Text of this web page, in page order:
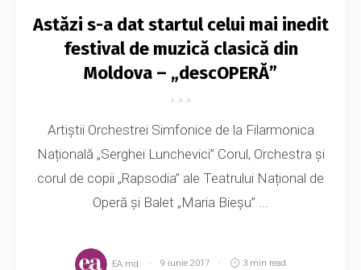
Astăzi s-a dat startul celui mai inedit
festival de muzică clasică din
Moldova – „descOPERĂ”
Artiștii Orchestrei Simfonice de la Filarmonica
Națională „Serghei Lunchevici” Corul, Orchestra şi
corul de copii „Rapsodia” ale Teatrului Național de
Operă și Balet „Maria Bieșu” ...
EA.md 9 iunie 2017 3 min read